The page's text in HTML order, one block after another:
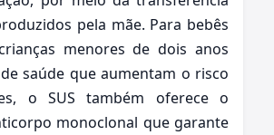
pela mãe. Para bebês
menores de dois anos
saúde que aumentam o risco
o SUS também oferece o
monoclonal que garante